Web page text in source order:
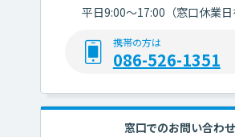
その他サービスから探す
来店予約サービス（電
便利なカード
平日9:00～17:00（窓口休業日
携帯の方は
086-526-1351
窓口でのお問い合わせ